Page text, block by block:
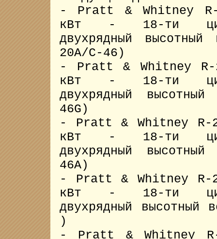
- Pratt & Whitney
кВт - 18-ти
двухрядный высотный
20A/C-46)
- Pratt & Whitney
кВт - 18-ти
двухрядный
46G)
- Pratt & Whitney
кВт - 18-ти
двухрядный
46A)
- Pratt & Whitney
кВт - 18-ти
двухрядный высотный
)
- Pratt & Whitney R-